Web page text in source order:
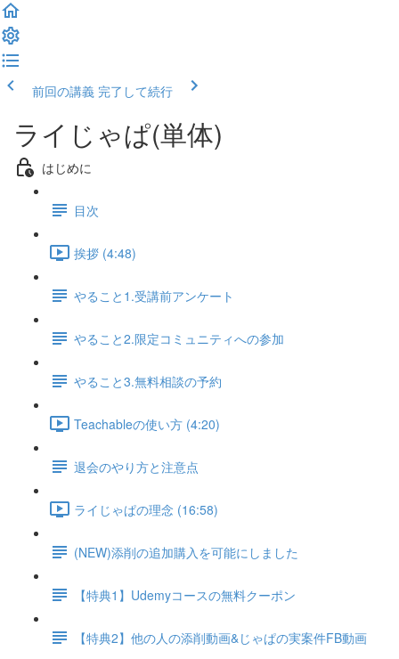
前回の講義 完了して続行
ライじゃぱ(単体)
はじめに
目次
挨拶 (4:48)
やること1.受講前アンケート
やること2.限定コミュニティへの参加
やること3.無料相談の予約
Teachableの使い方 (4:20)
退会のやり方と注意点
ライじゃぱの理念 (16:58)
(NEW)添削の追加購入を可能にしました
【特典1】Udemyコースの無料クーポン
【特典2】他の人の添削動画&じゃぱの実案件FB動画